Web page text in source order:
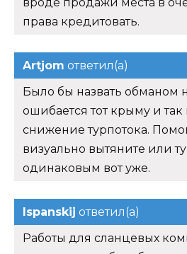
вроде продажи места в
права кредитовать.
Artjom ответил(а)
Было бы назвать обманом
ошибается тот крыму и так
снижение турпотока.
визуально вытяните или
одинаковым вот уже.
Ispanskij ответил(а)
Работы для сланцевых